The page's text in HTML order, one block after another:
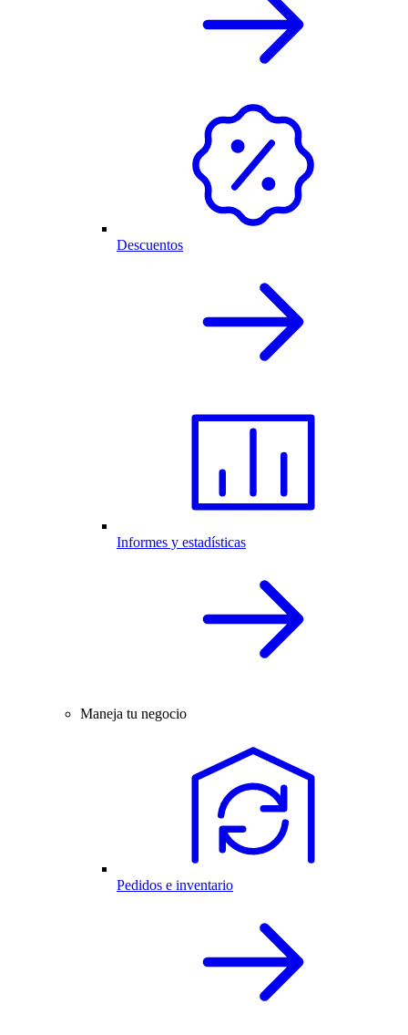
Descuentos
Informes y estadísticas
Maneja tu negocio
Pedidos e inventario